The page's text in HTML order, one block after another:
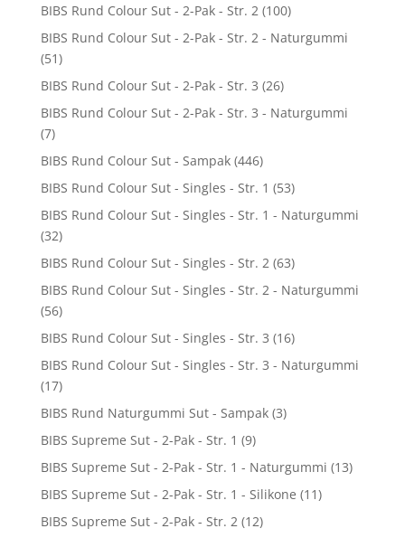
BIBS Rund Colour Sut - 2-Pak - Str. 2 (100)
BIBS Rund Colour Sut - 2-Pak - Str. 2 - Naturgummi
(51)
BIBS Rund Colour Sut - 2-Pak - Str. 3 (26)
BIBS Rund Colour Sut - 2-Pak - Str. 3 - Naturgummi
(7)
BIBS Rund Colour Sut - Sampak (446)
BIBS Rund Colour Sut - Singles - Str. 1 (53)
BIBS Rund Colour Sut - Singles - Str. 1 - Naturgummi
(32)
BIBS Rund Colour Sut - Singles - Str. 2 (63)
BIBS Rund Colour Sut - Singles - Str. 2 - Naturgummi
(56)
BIBS Rund Colour Sut - Singles - Str. 3 (16)
BIBS Rund Colour Sut - Singles - Str. 3 - Naturgummi
(17)
BIBS Rund Naturgummi Sut - Sampak (3)
BIBS Supreme Sut - 2-Pak - Str. 1 (9)
BIBS Supreme Sut - 2-Pak - Str. 1 - Naturgummi (13)
BIBS Supreme Sut - 2-Pak - Str. 1 - Silikone (11)
BIBS Supreme Sut - 2-Pak - Str. 2 (12)